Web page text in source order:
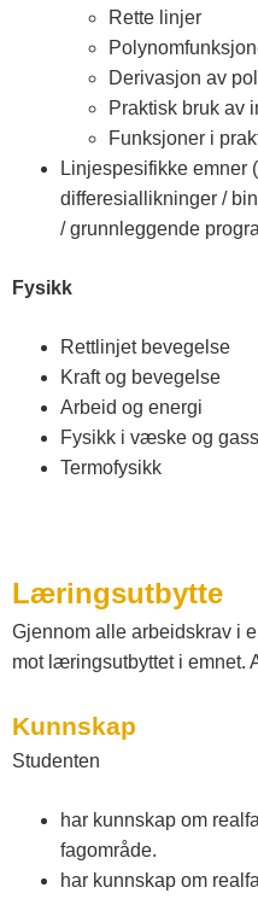
o
l
d
o
g
e
l
e
m
a
Rette linjer
Derivasjon av
Praktisk bruk av
Funksjoner i
Linjespesifikke emner
differesiallikninger /
/ grunnleggende
Fysikk
Rettlinjet bevegelse
Kraft og bevegelse
Arbeid og energi
Fysikk i væske og gass
Termofysikk
Læringsutbytte
Gjennom alle arbeidskrav i
mot læringsutbyttet i emnet.
Kunnskap
Studenten
har kunnskap om
fagområde.
har kunnskap om